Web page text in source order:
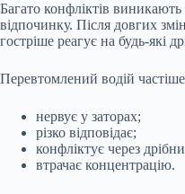
Багато конфліктів
відпочинку. Після довгих
гостріше реагує на будь-які
Перевтомлений водій
нервує у заторах;
різко відповідає;
конфліктує через
втрачає концентрацію.